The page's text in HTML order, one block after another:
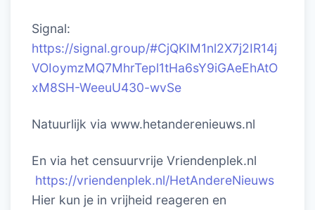
Signal:
https://signal.group/#CjQKIM1nl2X7j2IR14j
VOIoymzMQ7MhrTepl1tHa6sY9iGAeEhAtO
xM8SH-WeeuU430-wvSe
Natuurlijk via www.hetanderenieuws.nl
En via het censuurvrije Vriendenplek.nl
https://vriendenplek.nl/HetAndereNieuws
Hier kun je in vrijheid reageren en